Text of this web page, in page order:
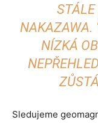
STÁLE
NAKAZAWA.
NÍZKÁ
Sledujeme